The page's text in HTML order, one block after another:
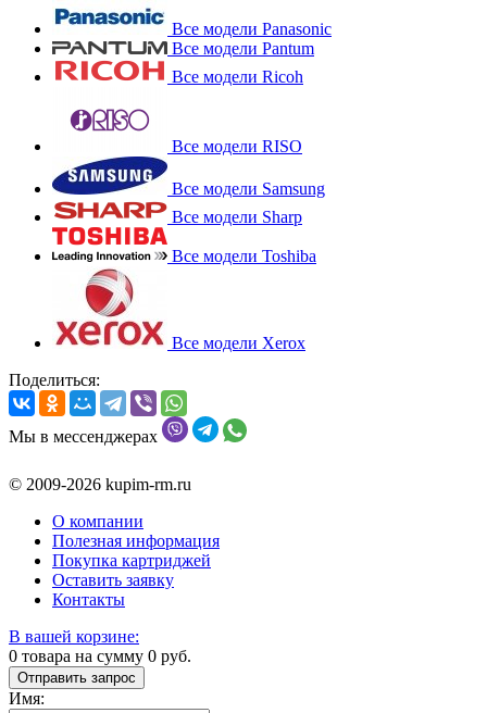
Все модели Panasonic
Все модели Pantum
Все модели Ricoh
Все модели RISO
Все модели Samsung
Все модели Sharp
Все модели Toshiba
Все модели Xerox
Поделиться:
Мы в мессенджерах
© 2009-2026 kupim-rm.ru
О компании
Полезная информация
Покупка картриджей
Оставить заявку
Контакты
В вашей корзине:
0 товара на сумму 0 руб.
Отправить запрос
Имя: